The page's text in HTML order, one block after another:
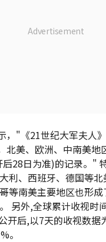
，"《21世纪大军夫人
北美、欧洲、中南美地
28日为准)的记录。"
利、西班牙、德国等
等南美主要地区也形
另外,全球累计收视时
开后,以7天的收视数据
。